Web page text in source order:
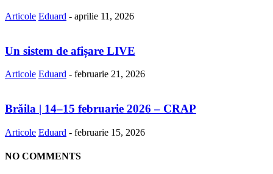
Articole Eduard - aprilie 11, 2026
Un sistem de afișare LIVE
Articole Eduard - februarie 21, 2026
Brăila | 14–15 februarie 2026 – CRAP
Articole Eduard - februarie 15, 2026
NO COMMENTS